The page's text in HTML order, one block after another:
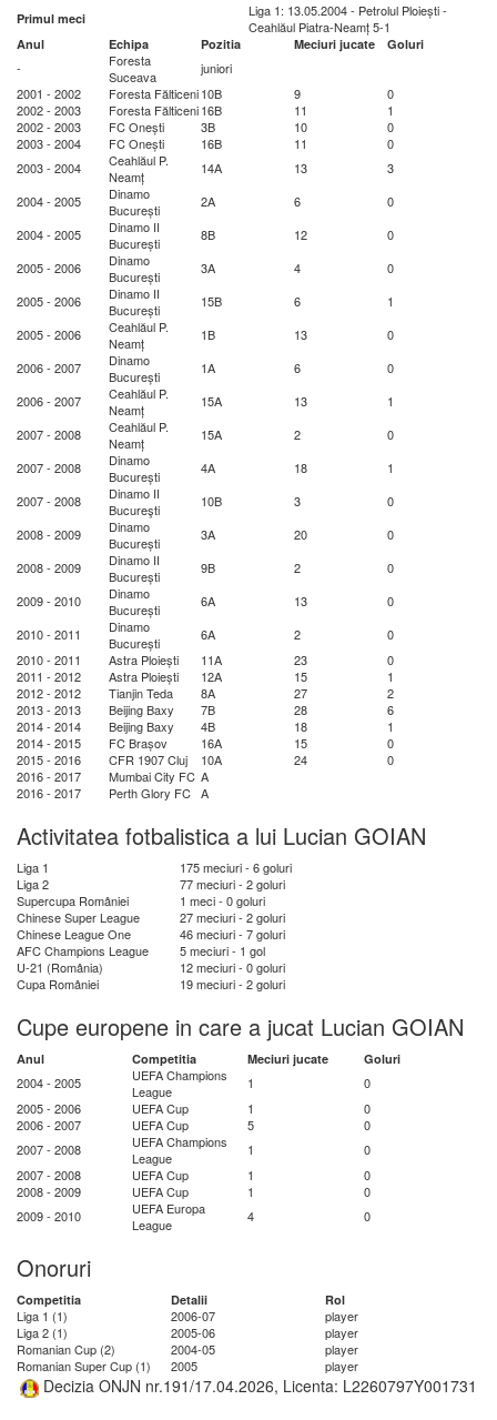
Primul meci
Liga 1: 13.05.2004 - Petrolul Ploiești -
Ceahlăul Piatra-Neamț 5-1
Anul Echipa Pozitia Meciuri jucate Goluri
-
Foresta
Suceava
juniori
2001 - 2002
Foresta Fălticeni10B 9
0
2002 - 2003
Foresta Fălticeni16B 11
1
2002 - 2003
FC Onești 3B 10
0
2003 - 2004
FC Onești 16B 11
0
2003 - 2004
Ceahlăul P.
Neamț
14A 13
3
2004 - 2005
Dinamo
București
2A 6
0
2004 - 2005
Dinamo II
București
8B 12
0
2005 - 2006
Dinamo
București
3A 4
0
2005 - 2006
Dinamo II
București
15B 6
1
2005 - 2006
Ceahlăul P.
Neamț
1B 13
0
2006 - 2007
Dinamo
București
1A 6
0
2006 - 2007
Ceahlăul P.
Neamț
15A 13
1
2007 - 2008
Ceahlăul P.
Neamț
15A 2
0
2007 - 2008
Dinamo
București
4A 18
1
2007 - 2008
Dinamo II
Bucureşti
10B 3
0
2008 - 2009
Dinamo
București
3A 20
0
2008 - 2009
Dinamo II
București
9B 2
0
2009 - 2010
Dinamo
București
6A 13
0
2010 - 2011
Dinamo
București
6A 2
0
2010 - 2011
Astra Ploiești 11A 23
0
2011 - 2012
Astra Ploiești 12A 15
1
2012 - 2012
Tianjin Teda 8A 27
2
2013 - 2013
Beijing Baxy 7B 28
6
2014 - 2014
Beijing Baxy 4B 18
1
2014 - 2015
FC Brașov 16A 15
0
2015 - 2016
CFR 1907 Cluj 10A 24
0
2016 - 2017
Mumbai City FC A
2016 - 2017
Perth Glory FC A
Activitatea fotbalistica a lui Lucian GOIAN
Liga 1
175 meciuri - 6 goluri
Liga 2
77 meciuri - 2 goluri
Supercupa României
1 meci - 0 goluri
Chinese Super League
27 meciuri - 2 goluri
Chinese League One
46 meciuri - 7 goluri
AFC Champions League
5 meciuri - 1 gol
U-21 (România)
12 meciuri - 0 goluri
Cupa României
19 meciuri - 2 goluri
Cupe europene in care a jucat Lucian GOIAN
Anul Competitia Meciuri jucate Goluri
2004 - 2005
UEFA Champions
League
1
0
2005 - 2006
UEFA Cup 1
0
2006 - 2007
UEFA Cup 5
0
2007 - 2008
UEFA Champions
League
1
0
2007 - 2008
UEFA Cup 1
0
2008 - 2009
UEFA Cup 1
0
2009 - 2010
UEFA Europa
League
4 0
Onoruri
Competitia Detalii Rol
Liga 1 (1) 2006-07
player
Liga 2 (1)
2005-06
player
Romanian Cup (2)
2004-05
player
Romanian Super Cup (1)
2005 player
Decizia ONJN nr.191/17.04.2026, Licenta: L2260797Y001731